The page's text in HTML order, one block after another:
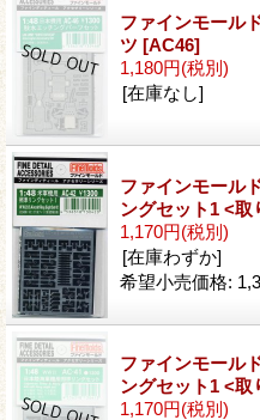
ファインモール
ツ [AC46]
1,180円(税別)
[在庫なし]
ファインモール
ングセット1 <取
1,170円(税別)
[在庫わずか]
希望小売価格:
ファインモール
ングセット1 <取
1,170円(税別)